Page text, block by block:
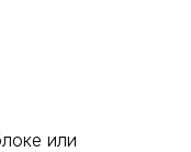
или